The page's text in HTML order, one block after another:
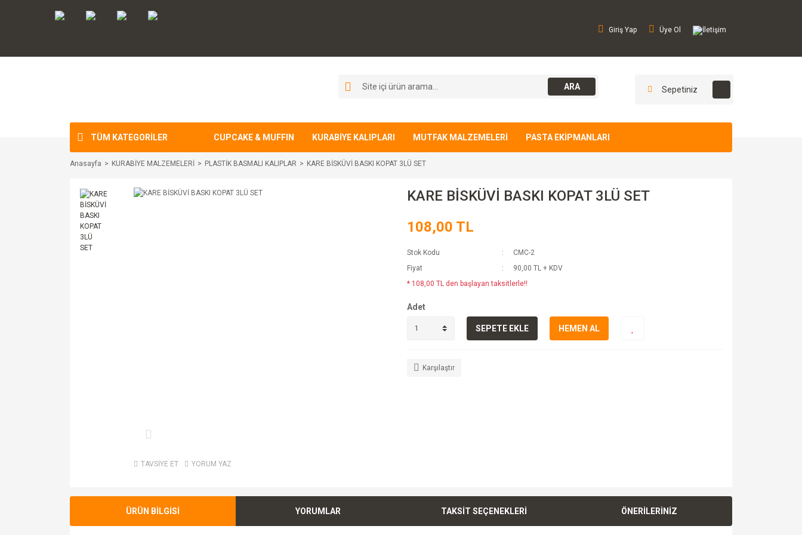
Giriş Yap Üye Ol İletişim
ARA Sepetiniz
TÜM KATEGORİLER CUPCAKE & MUFFIN KURABİYE KALIPLARI MUTFAK MALZEMELERİ PASTA EKİPMANLARI
Anasayfa KURABİYE MALZEMELERİ PLASTİK BASMALI KALIPLAR KARE BİSKÜVİ BASKI KOPAT 3LÜ SET
TAVSİYE ET YORUM YAZ
KARE BİSKÜVİ BASKI KOPAT 3LÜ SET
108,00 TL
Stok Kodu
CMC-2
Fiyat
90,00 TL + KDV
* 108,00 TL den başlayan taksitlerle!!
Adet
SEPETE EKLE HEMEN AL
Karşılaştır
ÜRÜN BİLGİSİ YORUMLAR TAKSİT SEÇENEKLERİ ÖNERİLERİNİZ